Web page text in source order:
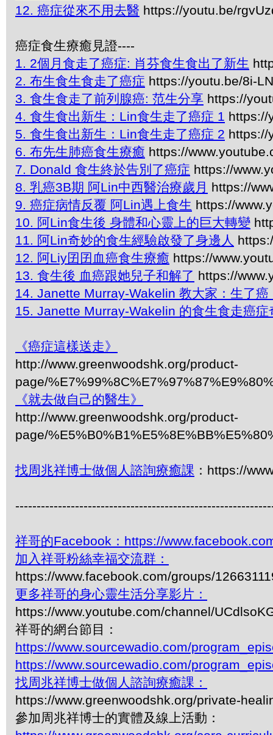
12. 癌症從來不用去醫 https://youtu.be/
癌症食生療癒見證----
1. 2個月食走了癌症: 肖芬食生食出了新生
2. 布生食生食走了癌症 https://youtu.be/8i-
3. 食生食走了前列腺癌: 范生分享 https://
4. 食生食出新生：Lin食生走了癌症 1 https://
5. 食生食出新生：Lin食生走了癌症 2 https://
6. 布先生肺癌食生療癒 https://
7. Donald 食生終於告別了癌症 https://
8. 乳癌3B期 阿Lin中西醫治療歲月 https://
9. 癌症病情反覆 阿Lin遇上食生 https://
10. 阿Lin食生後 身體和心靈上的巨大轉變
11. 阿Lin奇妙的食生經驗啟發了身邊人
12. 阿Liy囝囝血癌食生療癒 https://
13. 食生後 血癌跟她兒子和解了 https://
14. Janette Murray-Wakelin 教大家：生了癌
15. Janette Murray-Wakelin 的食生食走癌症
《癌症這樣送走》
http://www.greenwoodshk.org/product-
page/
《就去做自己的醫生》
http://www.greenwoodshk.org/product-
page/
找周兆祥博士做個人諮詢療癒課 ：https://
祥哥的Facebook：https://
加入祥哥粉絲幸福交流群：
https://www.facebook.com/groups/
更多祥哥的身心靈生活分享影片：
https://www.youtube.com/channel/
祥哥的網台節目：
https://www.sourcewadio.com/
https://www.sourcewadio.com/
找周兆祥博士做個人諮詢療癒課：
https://www.greenwoodshk.org/private-
參加周兆祥博士的實體及線上活動：